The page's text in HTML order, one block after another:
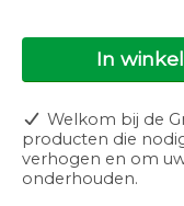
In
Welkom bij de
producten die
verhogen en om
onderhouden.